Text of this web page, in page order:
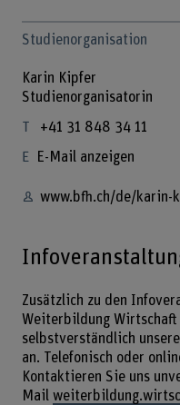
Studienorganisation
Karin Kipfer
Studienorganisatorin
+41 31 848 34 11
E-Mail anzeigen
www.bfh.ch/de/karin-
Zusätzlich zu den
Weiterbildung
selbstverständlich
an. Telefonisch oder
Kontaktieren Sie uns
Mail